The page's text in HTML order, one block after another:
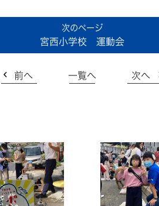
宮西小学校 運動会
前へ 一覧へ 次へ